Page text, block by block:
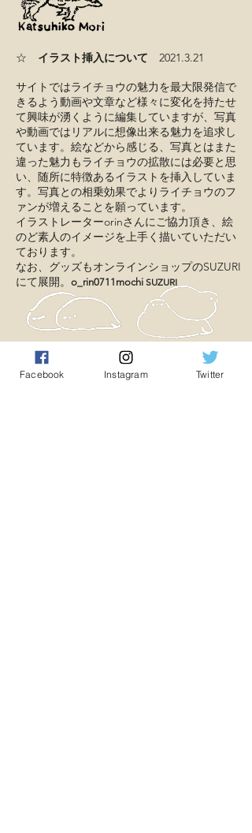
☆ イラスト挿入について 2021.3.21
サイトではライチョウの魅力を最大限発信で
きるよう動画や文章など様々に変化を持たせ
て興味が湧くように編集していますが、写真
や動画ではリアルに想像出来る魅力を追求し
ています。絵などから感じる、写真とはまた
違った魅力もライチョウの拡散には必要と思
い、随所に特徴あるイラストを挿入していま
す。写真との相乗効果でよりライチョウのフ
ァンが増えることを願っています。
イラストレーターorinさんにご協力頂き、絵
のど素人のイメージを上手く描いていただい
ております。
なお、グッズもオンラインショップのSUZURI
にて展開。 o_rin0711mochi SUZURI
Facebook Instagram Twitter